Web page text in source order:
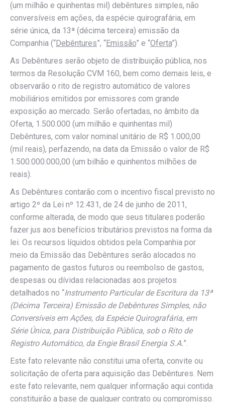
(um milhão e quinhentas mil) debêntures simples, não
conversíveis em ações, da espécie quirografária, em
série única, da 13ª (décima terceira) emissão da
Companhia (“Debêntures”, “Emissão” e “Oferta”).
As Debêntures serão objeto de distribuição pública, nos
termos da Resolução CVM 160, bem como demais leis, e
observarão o rito de registro automático de valores
mobiliários emitidos por emissores com grande
exposição ao mercado. Serão ofertadas, no âmbito da
Oferta, 1.500.000 (um milhão e quinhentas mil)
Debêntures, com valor nominal unitário de R$ 1.000,00
(mil reais), perfazendo, na data da Emissão o valor de R$
1.500.000.000,00 (um bilhão e quinhentos milhões de
reais).
As Debêntures contarão com o incentivo fiscal previsto no
artigo 2º da Lei nº 12.431, de 24 de junho de 2011,
conforme alterada, de modo que seus titulares poderão
fazer jus aos benefícios tributários previstos na forma da
lei. Os recursos líquidos obtidos pela Companhia por
meio da Emissão das Debêntures serão alocados no
pagamento de gastos futuros ou reembolso de gastos,
despesas ou dívidas relacionadas aos projetos
detalhados no “Instrumento Particular de Escritura da 13ª
(Décima Terceira) Emissão de Debêntures Simples, não
Conversíveis em Ações, da Espécie Quirografária, em
Série Única, para Distribuição Pública, sob o Rito de
Registro Automático, da Engie Brasil Energia S.A.”.
Este fato relevante não constitui uma oferta, convite ou
solicitação de oferta para aquisição das Debêntures. Nem
este fato relevante, nem qualquer informação aqui contida
constituirão a base de qualquer contrato ou compromisso.